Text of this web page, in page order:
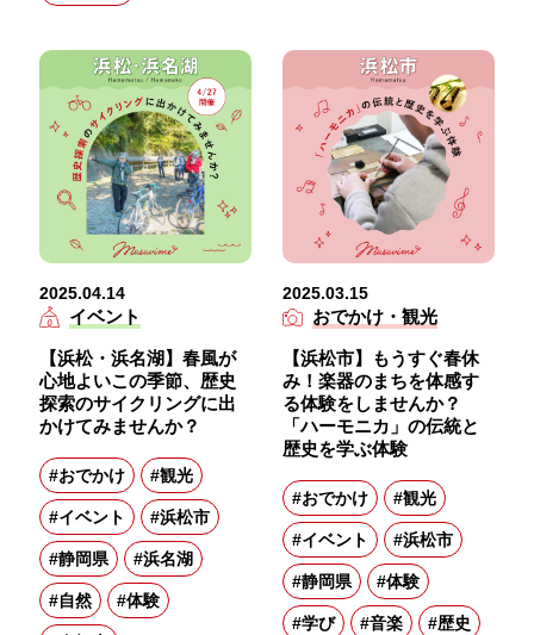
2025.04.14
イベント
【浜松・浜名湖】春風が
心地よいこの季節、歴史
探索のサイクリングに出
かけてみませんか？
#おでかけ #観光
#イベント #浜松市
#静岡県 #浜名湖
#自然 #体験
2025.03.15
おでかけ・観光
【浜松市】もうすぐ春休
み！楽器のまちを体感す
る体験をしませんか？
「ハーモニカ」の伝統と
歴史を学ぶ体験
#おでかけ #観光
#イベント #浜松市
#静岡県 #体験
#学び #音楽 #歴史